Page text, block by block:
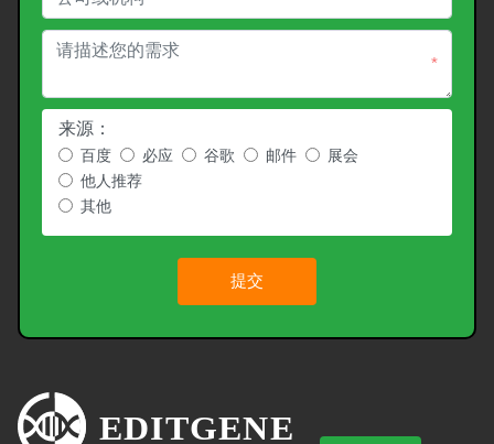
*
来源：
百度 必应 谷歌 邮件
展会
他人推荐
其他
提交